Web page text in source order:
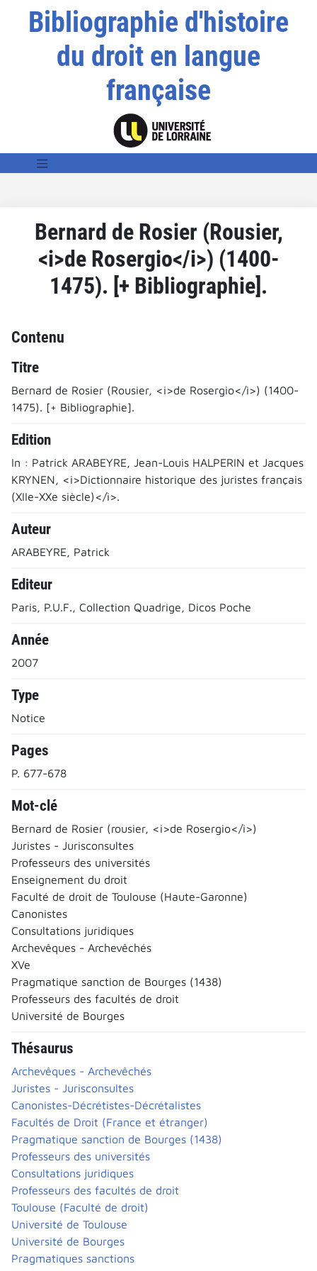
Bibliographie d'histoire
du droit en langue
française
Bernard de Rosier (Rousier,
<i>de Rosergio</i>) (1400-
1475). [+ Bibliographie].
Contenu
Titre
Bernard de Rosier (Rousier, <i>de Rosergio</i>) (1400-
1475). [+ Bibliographie].
Edition
In : Patrick ARABEYRE, Jean-Louis HALPERIN et Jacques
KRYNEN, <i>Dictionnaire historique des juristes français
(XIIe-XXe siècle)</i>.
Auteur
ARABEYRE, Patrick
Editeur
Paris, P.U.F., Collection Quadrige, Dicos Poche
Année
2007
Type
Notice
Pages
P. 677-678
Mot-clé
Bernard de Rosier (rousier, <i>de Rosergio</i>)
Juristes - Jurisconsultes
Professeurs des universités
Enseignement du droit
Faculté de droit de Toulouse (Haute-Garonne)
Canonistes
Consultations juridiques
Archevêques - Archevêchés
XVe
Pragmatique sanction de Bourges (1438)
Professeurs des facultés de droit
Université de Bourges
Thésaurus
Archevêques - Archevêchés
Juristes - Jurisconsultes
Canonistes-Décrétistes-Décrétalistes
Facultés de Droit (France et étranger)
Pragmatique sanction de Bourges (1438)
Professeurs des universités
Consultations juridiques
Professeurs des facultés de droit
Toulouse (Faculté de droit)
Université de Toulouse
Université de Bourges
Pragmatiques sanctions